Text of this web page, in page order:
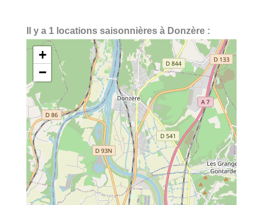
Il y a 1 locations saisonnières à Donzère :
+
−